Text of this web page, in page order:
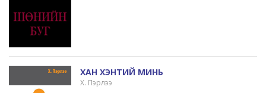
ХАН ХЭНТИЙ МИНЬ
Х. Пэрлээ